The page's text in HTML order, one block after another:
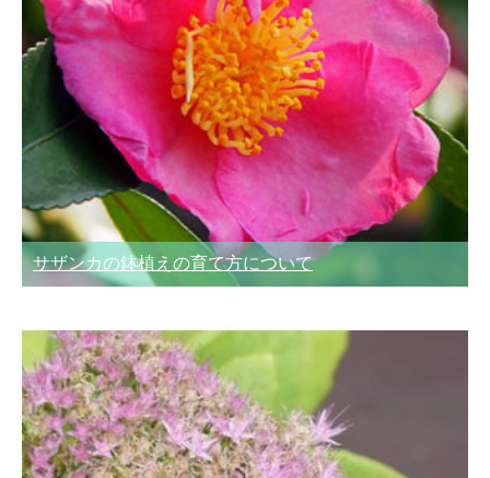
サザンカの鉢植えの育て方について